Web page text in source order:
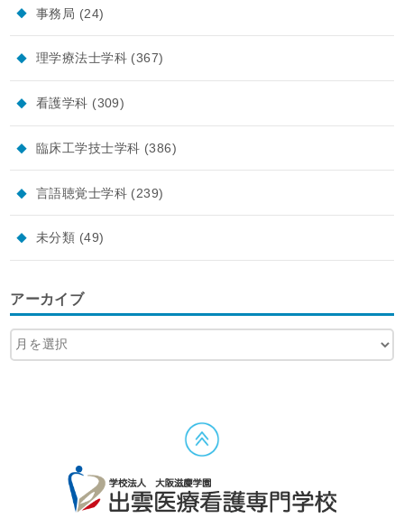
事務局 (24)
理学療法士学科 (367)
看護学科 (309)
臨床工学技士学科 (386)
言語聴覚士学科 (239)
未分類 (49)
アーカイブ